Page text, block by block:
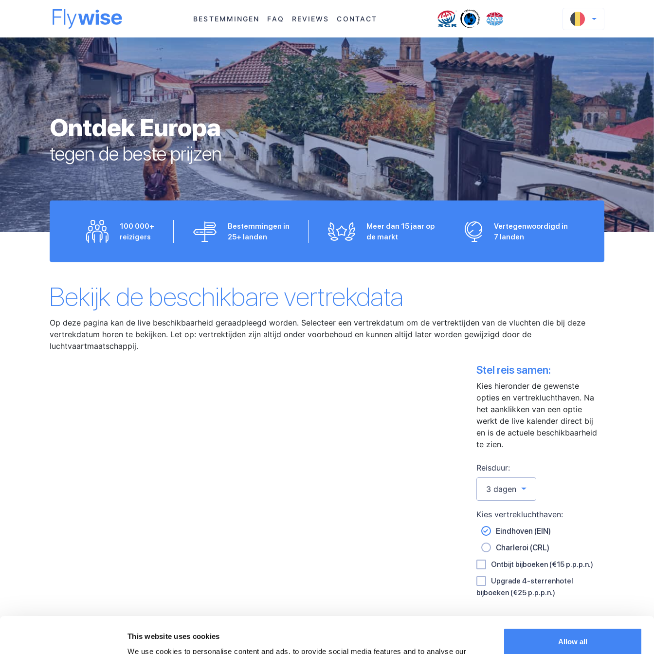
This website uses cookies
We use cookies to personalise content and ads, to provide social media features and to analyse our
Allow all
BESTEMMINGEN FAQ REVIEWS CONTACT
Ontdek Europa
tegen de beste prijzen
100 000+
reizigers
Bestemmingen in
25+ landen
Meer dan 15 jaar op
de markt
Vertegenwoordigd in
7 landen
Bekijk de beschikbare vertrekdata
Op deze pagina kan de live beschikbaarheid geraadpleegd worden. Selecteer een vertrekdatum om de vertrektijden van de vluchten die bij deze
vertrekdatum horen te bekijken. Let op: vertrektijden zijn altijd onder voorbehoud en kunnen altijd later worden gewijzigd door de
luchtvaartmaatschappij.
Stel reis samen:
Kies hieronder de gewenste
opties en vertrekluchthaven. Na
het aanklikken van een optie
werkt de live kalender direct bij
en is de actuele beschikbaarheid
te zien.
Reisduur:
3 dagen
Kies vertrekluchthaven:
Eindhoven (EIN)
Charleroi (CRL)
Ontbijt bijboeken (€15 p.p.p.n.)
Upgrade 4-sterrenhotel
bijboeken (€25 p.p.p.n.)